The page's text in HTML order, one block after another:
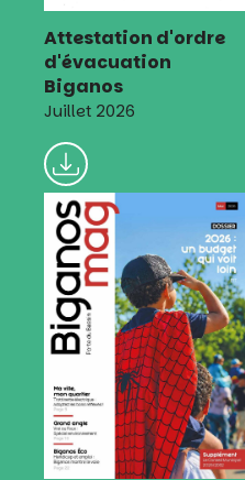
Attestation d'ordre
d'évacuation
Biganos
Juillet 2026